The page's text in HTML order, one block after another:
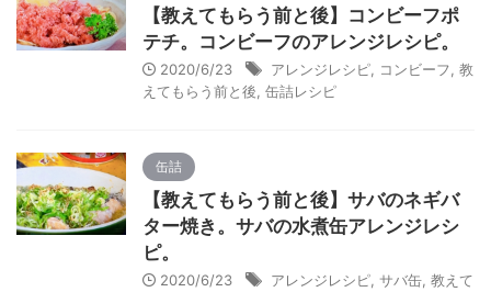
【教えてもらう前と後】コンビーフポ
テチ。コンビーフのアレンジレシピ。
2020/6/23 アレンジレシピ コンビーフ 教
えてもらう前と後 缶詰レシピ
缶詰
【教えてもらう前と後】サバのネギバ
ター焼き。サバの水煮缶アレンジレシ
ピ。
2020/6/23 アレンジレシピ サバ缶 教えて